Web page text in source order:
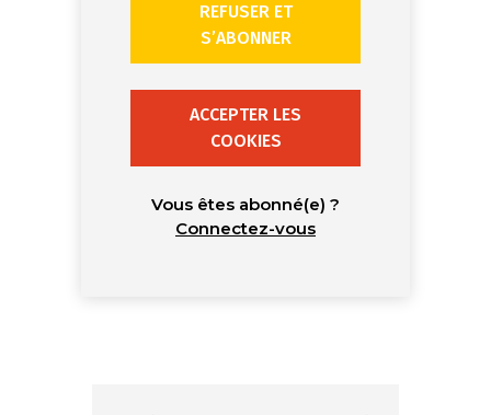
REFUSER ET
S’ABONNER
ACCEPTER LES
COOKIES
Vous êtes abonné(e) ?
Connectez-vous